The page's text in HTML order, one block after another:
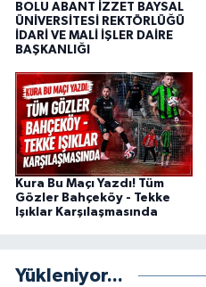
BOLU ABANT İZZET BAYSAL
ÜNİVERSİTESİ REKTÖRLÜĞÜ
İDARİ VE MALİ İŞLER DAİRE
BAŞKANLIĞI
Kura Bu Maçı Yazdı! Tüm
Gözler Bahçeköy - Tekke
Işıklar Karşılaşmasında
Yükleniyor...